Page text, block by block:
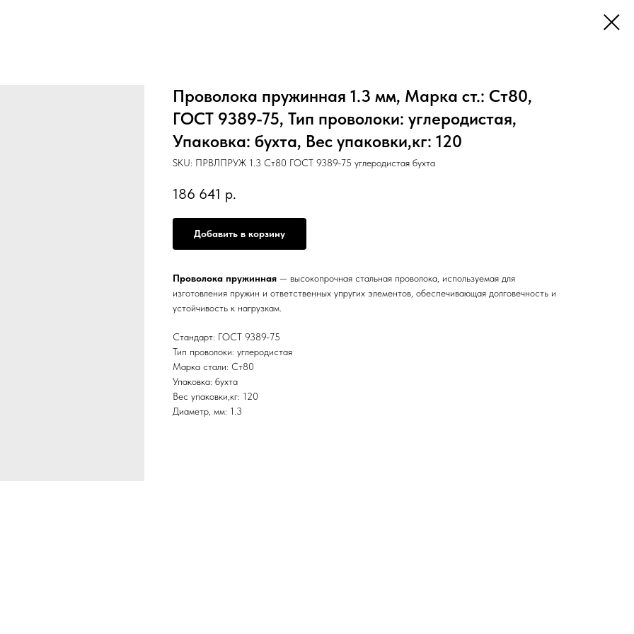
Проволока пружинная 1.3 мм, Марка ст.: Ст80,
ГОСТ 9389-75, Тип проволоки: углеродистая,
Упаковка: бухта, Вес упаковки,кг: 120
SKU: ПРВЛПРУЖ 1.3 Ст80 ГОСТ 9389-75 углеродистая бухта
186 641 р.
Добавить в корзину
Проволока пружинная — высокопрочная стальная проволока, используемая для
изготовления пружин и ответственных упругих элементов, обеспечивающая долговечность и
устойчивость к нагрузкам.
Стандарт: ГОСТ 9389-75
Тип проволоки: углеродистая
Марка стали: Ст80
Упаковка: бухта
Вес упаковки,кг: 120
Диаметр, мм: 1.3